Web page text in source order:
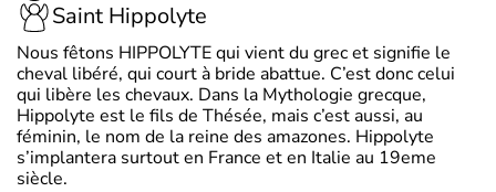
Saint Hippolyte
Nous fêtons HIPPOLYTE qui vient du grec et signifie le
cheval libéré, qui court à bride abattue. C’est donc celui
qui libère les chevaux. Dans la Mythologie grecque,
Hippolyte est le fils de Thésée, mais c’est aussi, au
féminin, le nom de la reine des amazones. Hippolyte
s’implantera surtout en France et en Italie au 19eme
siècle.